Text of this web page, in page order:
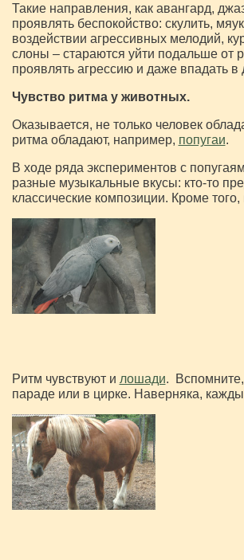
Такие направления, как авангард,
проявлять беспокойство: скулить,
воздействии агрессивных мелодий,
слоны – стараются уйти подальше от
проявлять агрессию и даже впадать в
Чувство ритма у животных.
Оказывается, не только человек
ритма обладают, например, попугаи.
В ходе ряда экспериментов с
разные музыкальные вкусы: кто-то
классические композиции. Кроме
Ритм чувствуют и лошади. Вспомните,
параде или в цирке. Наверняка,